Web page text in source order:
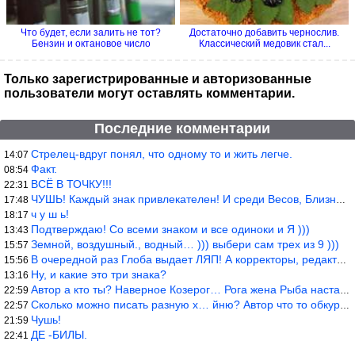
Что будет, если залить не тот?
Бензин и октановое число
Достаточно добавить чернослив.
Классический медовик стал...
Только зарегистрированные и авторизованные
пользователи могут оставлять комментарии.
Последние комментарии
14:07 Стрелец-вдруг понял, что одному то и жить легче.
08:54 Факт.
22:31 ВСЁ В ТОЧКУ!!!
17:48 ЧУШЬ! Каждый знак привлекателен! И среди Весов, Близнецов встреч
18:17 ч у ш ь!
13:43 Подтверждаю! Со всеми знаком и все одиноки и Я )))
15:57 Земной, воздушный., водный… ))) выбери сам трех из 9 )))
15:56 В очередной раз Глоба выдает ЛЯП! А корректоры, редакторы пропус
13:16 Ну, и какие это три знака?
22:59 Автор а кто ты? Наверное Козерог… Рога жена Рыба наставила ))
22:57 Сколько можно писать разную х… йню? Автор что то обкурился?
21:59 Чушь!
22:41 ДЕ -БИЛЫ.